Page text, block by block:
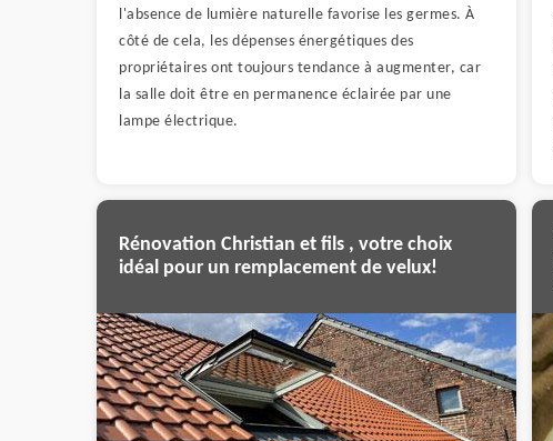
l'absence de lumière naturelle favorise les germes. À
côté de cela, les dépenses énergétiques des
propriétaires ont toujours tendance à augmenter, car
la salle doit être en permanence éclairée par une
lampe électrique.
Rénovation Christian et fils , votre choix
idéal pour un remplacement de velux!